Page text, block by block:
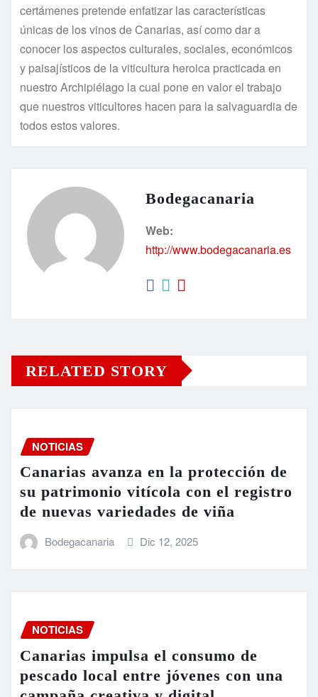
certámenes pretende enfatizar las características
únicas de los vinos de Canarias, así como dar a
conocer los aspectos culturales, sociales, económicos
y paisajísticos de la viticultura heroica practicada en
nuestro Archipiélago la cual pone en valor el trabajo
que nuestros viticultores hacen para la salvaguardia de
todos estos valores.
Bodegacanaria
Web:
http://www.bodegacanaria.es
RELATED STORY
NOTICIAS
Canarias avanza en la protección de
su patrimonio vitícola con el registro
de nuevas variedades de viña
Bodegacanaria Dic 12, 2025
NOTICIAS
Canarias impulsa el consumo de
pescado local entre jóvenes con una